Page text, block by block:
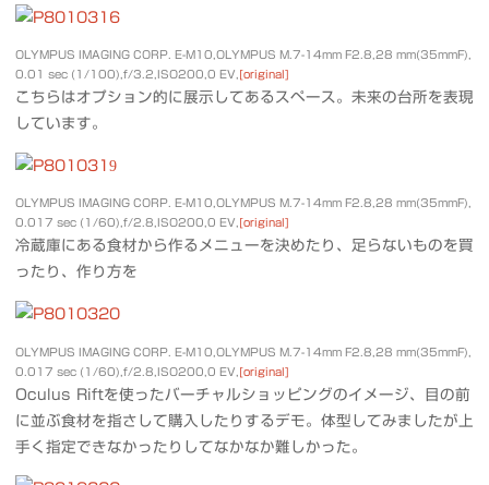
OLYMPUS IMAGING CORP. E-M10,OLYMPUS M.7-14mm F2.8,28 mm(35mmF),
0.01 sec (1/100),f/3.2,ISO200,0 EV, [original]
こちらはオプション的に展示してあるスペース。未来の台所を表現
しています。
OLYMPUS IMAGING CORP. E-M10,OLYMPUS M.7-14mm F2.8,28 mm(35mmF),
0.017 sec (1/60),f/2.8,ISO200,0 EV, [original]
冷蔵庫にある食材から作るメニューを決めたり、足らないものを買
ったり、作り方を
OLYMPUS IMAGING CORP. E-M10,OLYMPUS M.7-14mm F2.8,28 mm(35mmF),
0.017 sec (1/60),f/2.8,ISO200,0 EV, [original]
Oculus Riftを使ったバーチャルショッピングのイメージ、目の前
に並ぶ食材を指さして購入したりするデモ。体型してみましたが上
手く指定できなかったりしてなかなか難しかった。